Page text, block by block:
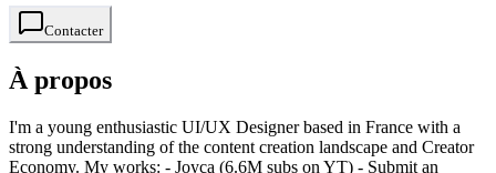
Contacter
À propos
I'm a young enthusiastic UI/UX Designer based in France with a
strong understanding of the content creation landscape and Creator
Economy. My works: - Joyca (6.6M subs on YT) - Submit an